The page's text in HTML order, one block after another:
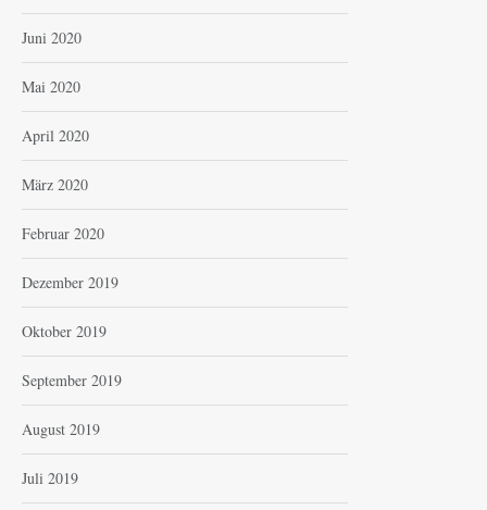
Juni 2020
Mai 2020
April 2020
März 2020
Februar 2020
Dezember 2019
Oktober 2019
September 2019
August 2019
Juli 2019